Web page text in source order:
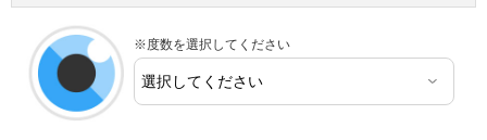
※度数を選択してください